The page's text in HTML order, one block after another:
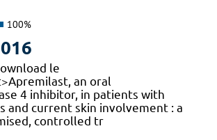
100%
le
an oral
4 inhibitor, in patients with
and current skin involvement : a
controlled tr